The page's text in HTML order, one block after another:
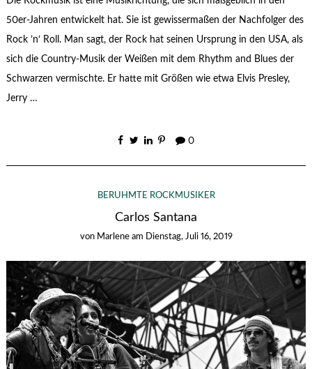
50er-Jahren entwickelt hat. Sie ist gewissermaßen der Nachfolger des
Rock ’n‘ Roll. Man sagt, der Rock hat seinen Ursprung in den USA, als
sich die Country-Musik der Weißen mit dem Rhythm and Blues der
Schwarzen vermischte. Er hatte mit Größen wie etwa Elvis Presley,
Jerry …
0
BERÜHMTE ROCKMUSIKER
Carlos Santana
von Marlene am Dienstag, Juli 16, 2019